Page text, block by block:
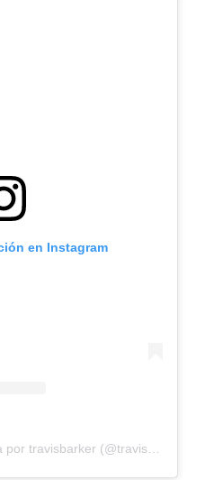
en Instagram